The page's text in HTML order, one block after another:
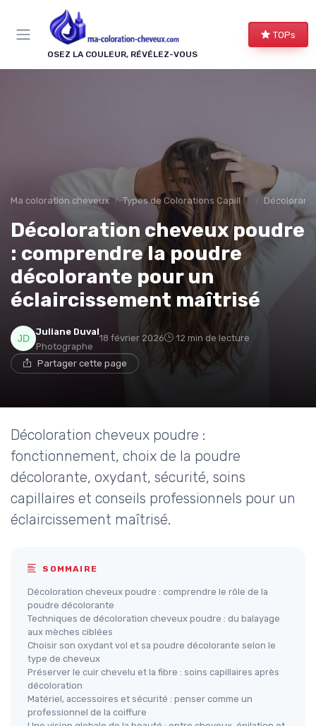
OSEZ LA COULEUR, RÉVÉLEZ-VOUS
TOPs
Ma coloration cheveux Types de Colorations Capillaires
Décoloration cheveux poudre
: comprendre la poudre
décolorante pour un
éclaircissement maîtrisé
Juliane Duval
Photographe
18 février 2026 12 min de lecture
Partager cette page
Décoloration cheveux poudre :
fonctionnement, choix de la poudre
décolorante, oxydant, sécurité, soins
capillaires et conseils professionnels pour un
éclaircissement maîtrisé.
SOMMAIRE
Décoloration cheveux poudre : comprendre le rôle de la
poudre décolorante
Techniques de décoloration cheveux poudre : du balayage
aux mèches ciblées
Choisir son oxydant vol et sa poudre décolorante selon le
type de cheveux
Préserver le cuir chevelu et la fibre : soins capillaires après
décoloration
Matériel, accessoires et sécurité : penser comme un
professionnel de la coiffure
Panneau de gestion des cookies